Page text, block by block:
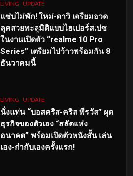
LIVING UPDATE
แซ่บไม่พัก! ใหม่-ดาวิ เตรียมอวด
ลุคสวยทะลุมิติแบบไฮเปอร์สเปซ
ในงานเปิดตัว “realme 10 Pro
Series” เตรียมไปว้าวพร้อมกัน 8
ธันวาคมนี้
LIVING UPDATE
นั่งแท่น “บอสคริส-คริส พีรวัส” ผุด
ธุรกิจของตัวเอง “สลัดแห่ง
อนาคต” พร้อมเปิดตัวหนังสั้น เล่น
เอง-กำกับเองครั้งแรก!